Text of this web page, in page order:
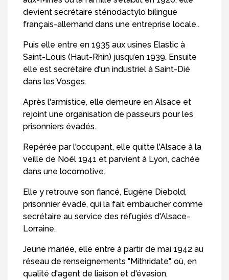
devient secrétaire sténodactylo bilingue
français-allemand dans une entreprise locale..
Puis elle entre en 1935 aux usines Elastic à
Saint-Louis (Haut-Rhin) jusqu’en 1939. Ensuite
elle est secrétaire d'un industriel à Saint-Dié
dans les Vosges.
Après l'armistice, elle demeure en Alsace et
rejoint une organisation de passeurs pour les
prisonniers évadés.
Repérée par l'occupant, elle quitte l'Alsace à la
veille de Noël 1941 et parvient à Lyon, cachée
dans une locomotive.
Elle y retrouve son fiancé, Eugène Diebold,
prisonnier évadé, qui la fait embaucher comme
secrétaire au service des réfugiés d'Alsace-
Lorraine.
Jeune mariée, elle entre à partir de mai 1942 au
réseau de renseignements "Mithridate", où, en
qualité d'agent de liaison et d'évasion,